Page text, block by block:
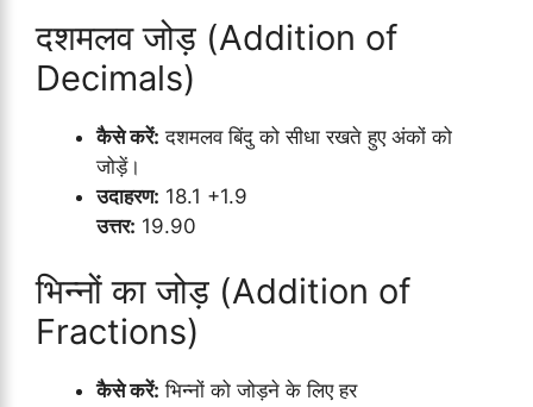
दशमलव जोड़ (Addition of
Decimals)
कैसे करें: दशमलव बिंदु को सीधा रखते हुए अंकों को
जोड़ें।
उदाहरण: 18.1 +1.9
उत्तर: 19.90
भिन्नों का जोड़ (Addition of
Fractions)
कैसे करें: भिन्नों को जोड़ने के लिए हर